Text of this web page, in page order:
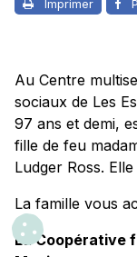
Imprimer
Au Centre
sociaux de Les
97 ans et demi,
fille de feu
Ludger Ross.
La famille vous
La Coopérative